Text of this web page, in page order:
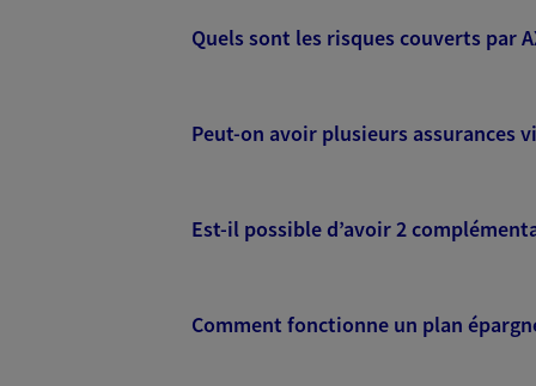
Quels sont les risques couverts par
Peut-on avoir plusieurs assurances
Est-il possible d’avoir 2
Comment fonctionne un plan